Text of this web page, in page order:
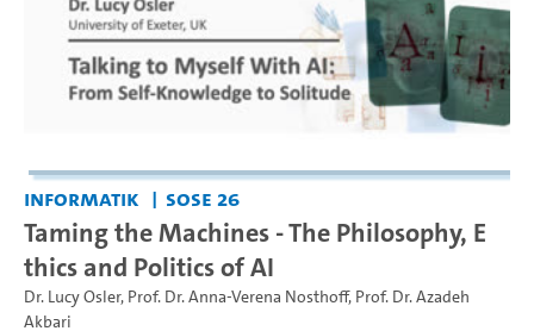
Informatik SoSe 26
Taming the Machines - The Philosophy, E
thics and Politics of AI
Dr. Lucy Osler, Prof. Dr. Anna-Verena Nosthoff, Prof. Dr. Azadeh
Akbari